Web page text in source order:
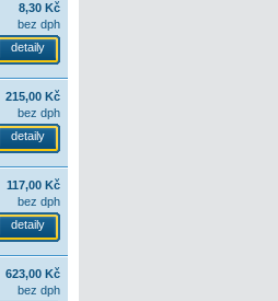
8,30 Kč
bez dph
detaily
215,00 Kč
bez dph
detaily
117,00 Kč
bez dph
detaily
623,00 Kč
bez dph